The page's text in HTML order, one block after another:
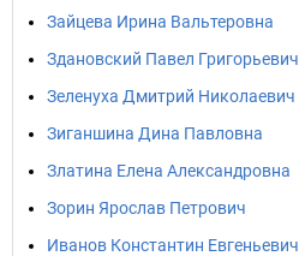
Зайцева Ирина Вальтеровна
Здановский Павел Григорьевич
Зеленуха Дмитрий Николаевич
Зиганшина Дина Павловна
Златина Елена Александровна
Зорин Ярослав Петрович
Иванов Константин Евгеньевич